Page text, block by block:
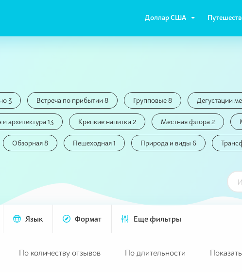
Доллар США
3 Встреча по прибытии 8 Групповые 8 Дегустации
архитектура 13 Крепкие напитки 2 Местная флора 2
Обзорная 8 Пешеходная 1 Природа и виды 6
Язык Формат Еще фильтры
По количеству отзывов По длительности